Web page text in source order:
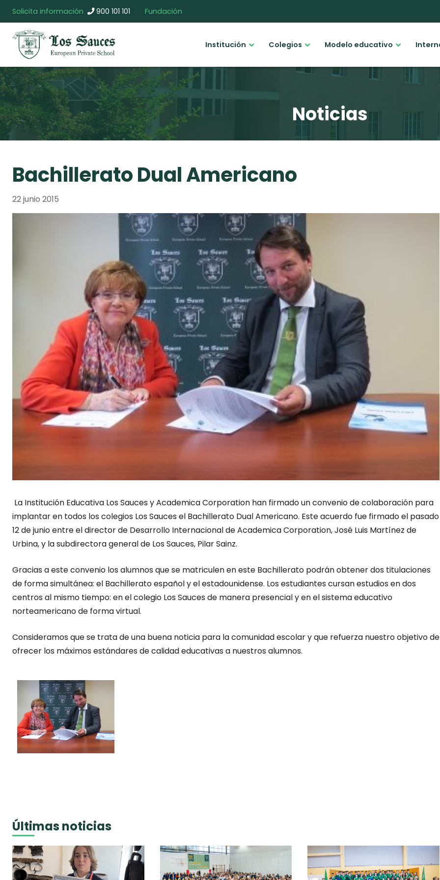
Solicita información 900 101 101 Fundación
Institución Colegios Modelo educativo
Noticias
Bachillerato Dual Americano
22 junio 2015
La Institución Educativa Los Sauces y Academica Corporation han firmado un convenio de colaboración para
implantar en todos los colegios Los Sauces el Bachillerato Dual Americano. Este acuerdo fue firmado el pasado
12 de junio entre el director de Desarrollo Internacional de Academica Corporation, José Luis Martínez de
Urbina, y la subdirectora general de Los Sauces, Pilar Sainz.
Gracias a este convenio los alumnos que se matriculen en este Bachillerato podrán obtener dos titulaciones
de forma simultánea: el Bachillerato español y el estadounidense. Los estudiantes cursan estudios en dos
centros al mismo tiempo: en el colegio Los Sauces de manera presencial y en el sistema educativo
norteamericano de forma virtual.
Consideramos que se trata de una buena noticia para la comunidad escolar y que refuerza nuestro objetivo de
ofrecer los máximos estándares de calidad educativas a nuestros alumnos.
Últimas noticias